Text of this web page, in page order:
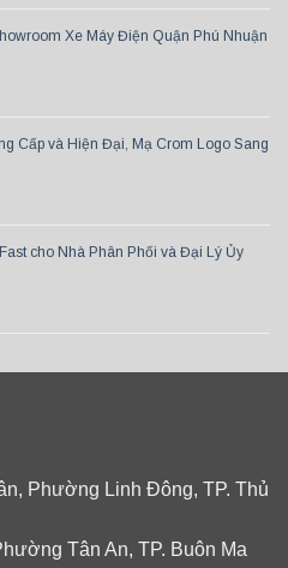
Xe Máy Điện Quận Phú Nhuận
Cấp và Hiện Đại, Mạ Crom Logo Sang
cho Nhà Phân Phối và Đại Lý Ủy
Phường Linh Đông, TP. Thủ
Tân An, TP. Buôn Ma